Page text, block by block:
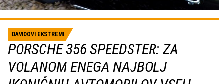
DAVIDOVI EKSTREMI
PORSCHE 356 SPEEDSTER: ZA
VOLANOM ENEGA NAJBOLJ